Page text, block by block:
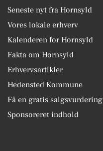
Seneste nyt fra Hornsyld
Vores lokale erhverv
Kalenderen for Hornsyld
Fakta om Hornsyld
Erhvervsartikler
Hedensted Kommune
Få en gratis salgsvurdering
Sponsoreret indhold